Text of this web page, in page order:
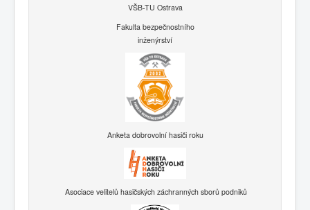
VŠB-TU Ostrava
Fakulta bezpečnostního
inženýrství
Anketa dobrovolní hasiči roku
Asociace velitelů hasičských záchranných sborů podniků